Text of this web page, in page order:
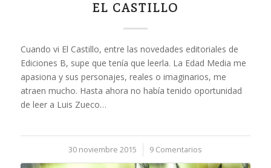
EL CASTILLO
Cuando vi El Castillo, entre las novedades editoriales de
Ediciones B, supe que tenía que leerla. La Edad Media me
apasiona y sus personajes, reales o imaginarios, me
atraen mucho. Hasta ahora no había tenido oportunidad
de leer a Luis Zueco…
30 noviembre 2015
/ 9 Comentarios